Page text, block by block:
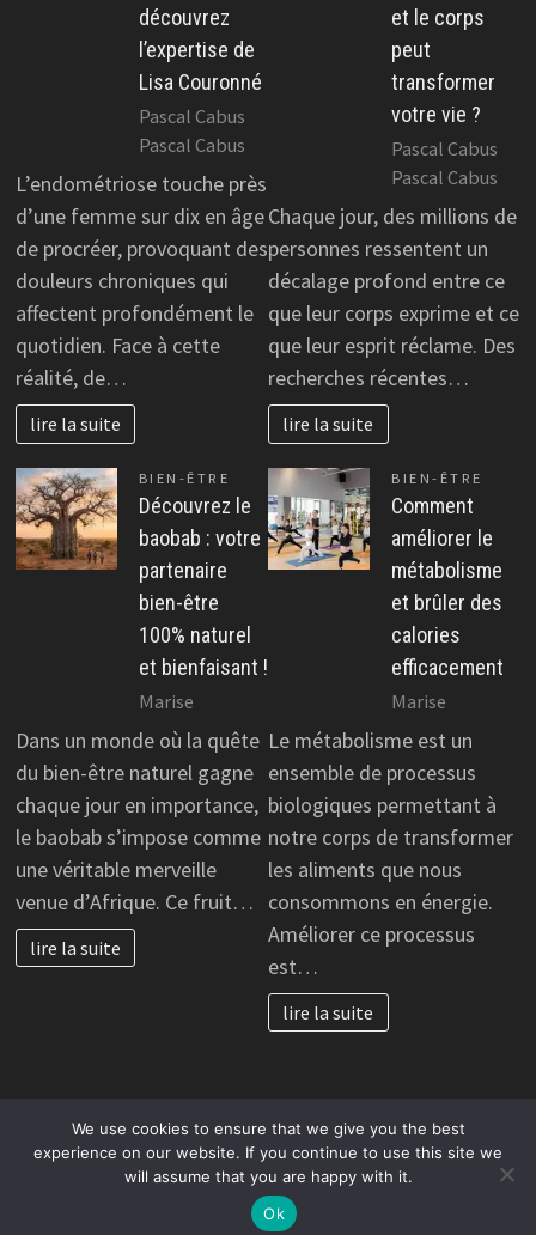
découvrez
l’expertise de
Lisa Couronné
Pascal Cabus
Pascal Cabus
L’endométriose touche près
d’une femme sur dix en âge
de procréer, provoquant des
douleurs chroniques qui
affectent profondément le
quotidien. Face à cette
réalité, de…
lire la suite
et le corps
peut
transformer
votre vie ?
Pascal Cabus
Pascal Cabus
Chaque jour, des millions de
personnes ressentent un
décalage profond entre ce
que leur corps exprime et ce
que leur esprit réclame. Des
recherches récentes…
lire la suite
BIEN-ÊTRE
Découvrez le
baobab : votre
partenaire
bien-être
100% naturel
et bienfaisant !
Marise
Dans un monde où la quête
du bien-être naturel gagne
chaque jour en importance,
le baobab s’impose comme
une véritable merveille
venue d’Afrique. Ce fruit…
lire la suite
BIEN-ÊTRE
Comment
améliorer le
métabolisme
et brûler des
calories
efficacement
Marise
Le métabolisme est un
ensemble de processus
biologiques permettant à
notre corps de transformer
les aliments que nous
consommons en énergie.
Améliorer ce processus
est…
lire la suite
Copyright © 2026cc-vallée auge située dans le département
du Calvados et la région Normandie. . Alimenté par
WordPress
We use cookies to ensure that we give you the best
experience on our website. If you continue to use this site we
will assume that you are happy with it.
Ok